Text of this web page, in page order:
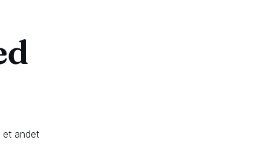
andet